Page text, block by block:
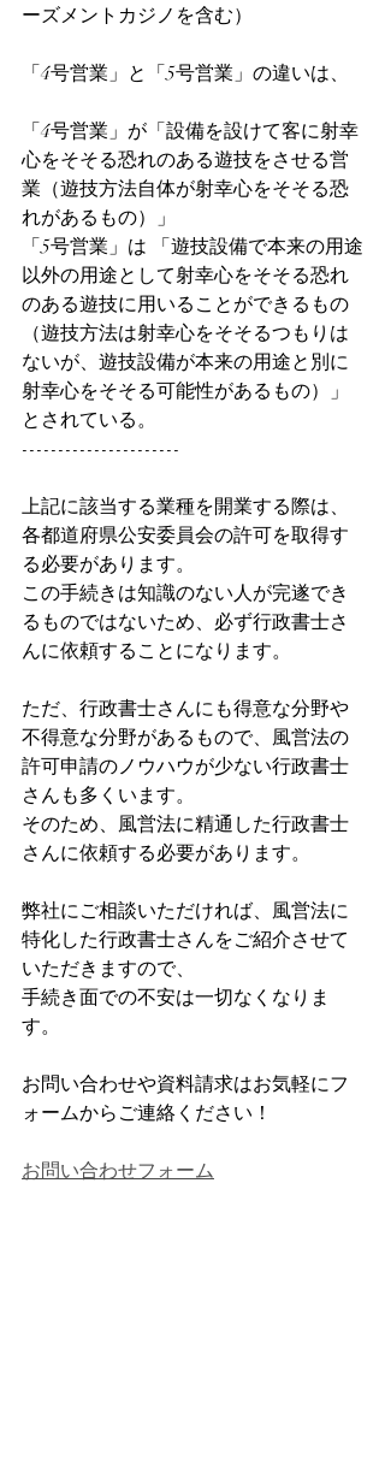
ーズメントカジノを含む）
「4号営業」と「5号営業」の違いは、
「4号営業」が「設備を設けて客に射幸
心をそそる恐れのある遊技をさせる営
業（遊技方法自体が射幸心をそそる恐
れがあるもの）」
「5号営業」は 「遊技設備で本来の用途
以外の用途として射幸心をそそる恐れ
のある遊技に用いることができるもの
（遊技方法は射幸心をそそるつもりは
ないが、遊技設備が本来の用途と別に
射幸心をそそる可能性があるもの）」
とされている。
----------------------
上記に該当する業種を開業する際は、
各都道府県公安委員会の許可を取得す
る必要があります。
この手続きは知識のない人が完遂でき
るものではないため、必ず行政書士さ
んに依頼することになります。
ただ、行政書士さんにも得意な分野や
不得意な分野があるもので、風営法の
許可申請のノウハウが少ない行政書士
さんも多くいます。
そのため、風営法に精通した行政書士
さんに依頼する必要があります。
弊社にご相談いただければ、風営法に
特化した行政書士さんをご紹介させて
いただきますので、
手続き面での不安は一切なくなりま
す。
お問い合わせや資料請求はお気軽にフ
ォームからご連絡ください！
お問い合わせフォーム